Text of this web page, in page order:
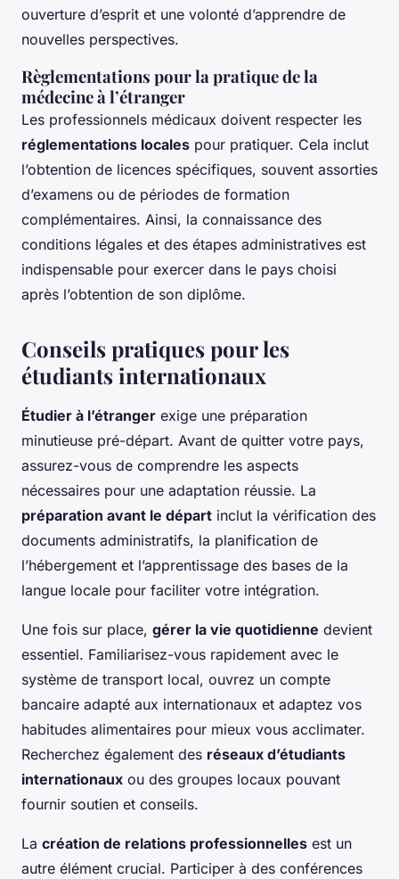
ouverture d’esprit et une volonté d’apprendre de
nouvelles perspectives.
Règlementations pour la pratique de la
médecine à l’étranger
Les professionnels médicaux doivent respecter les
réglementations locales pour pratiquer. Cela inclut
l’obtention de licences spécifiques, souvent assorties
d’examens ou de périodes de formation
complémentaires. Ainsi, la connaissance des
conditions légales et des étapes administratives est
indispensable pour exercer dans le pays choisi
après l’obtention de son diplôme.
Conseils pratiques pour les
étudiants internationaux
Étudier à l’étranger exige une préparation
minutieuse pré-départ. Avant de quitter votre pays,
assurez-vous de comprendre les aspects
nécessaires pour une adaptation réussie. La
préparation avant le départ inclut la vérification des
documents administratifs, la planification de
l’hébergement et l’apprentissage des bases de la
langue locale pour faciliter votre intégration.
Une fois sur place, gérer la vie quotidienne devient
essentiel. Familiarisez-vous rapidement avec le
système de transport local, ouvrez un compte
bancaire adapté aux internationaux et adaptez vos
habitudes alimentaires pour mieux vous acclimater.
Recherchez également des réseaux d’étudiants
internationaux ou des groupes locaux pouvant
fournir soutien et conseils.
La création de relations professionnelles est un
autre élément crucial. Participer à des conférences